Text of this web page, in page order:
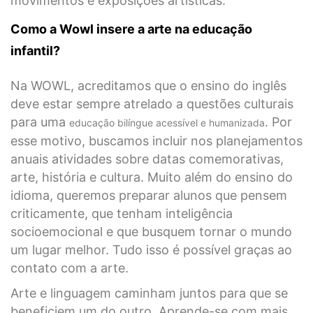
Como a Wowl insere a arte na educação
infantil?
Na WOWL, acreditamos que o ensino do inglês
deve estar sempre atrelado a questões culturais
para uma educação bilíngue acessível e humanizada. Por
esse motivo, buscamos incluir nos planejamentos
anuais atividades sobre datas comemorativas,
arte, história e cultura. Muito além do ensino do
idioma, queremos preparar alunos que pensem
criticamente, que tenham inteligência
socioemocional e que busquem tornar o mundo
um lugar melhor. Tudo isso é possível graças ao
contato com a arte.
Arte e linguagem caminham juntos para que se